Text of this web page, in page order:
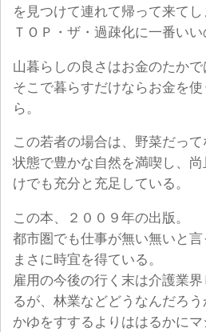
を見つけて連れて帰って来て
ＴＯＰ・ザ・過疎化に一番いい
山暮らしの良さはお金のたかで
そこで暮らすだけならお金を
ら。
この若者の場合は、野菜だっ
状態で豊かな自然を満喫し、
けでも充分と充足している。
この本、２００９年の出版。
都市圏でも仕事が無い無いと言
まさに時宜を得ている。
雇用の今後の行く末は介護業
るが、林業などどうなんだろ
かゆをすするよりははるかに